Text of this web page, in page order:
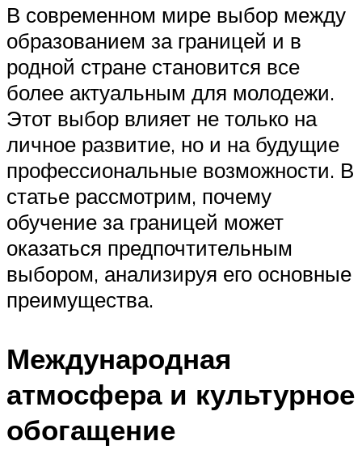
В современном мире выбор между
образованием за границей и в
родной стране становится все
более актуальным для молодежи.
Этот выбор влияет не только на
личное развитие, но и на будущие
профессиональные возможности. В
статье рассмотрим, почему
обучение за границей может
оказаться предпочтительным
выбором, анализируя его основные
преимущества.
Международная
атмосфера и культурное
обогащение